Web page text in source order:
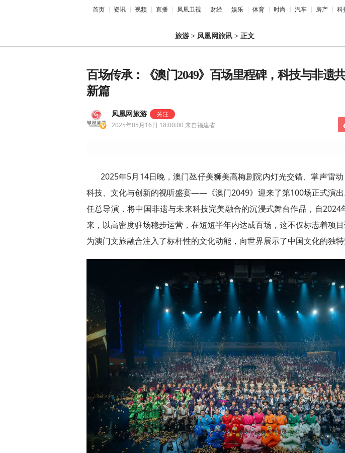
首页 资讯 视频 直播 凤凰卫视 财经 娱乐 体育 时尚 汽车 房产 科
旅游 > 凤凰网旅讯 > 正文
百场传承：《澳门2049》百场里程碑，科技与非遗
新篇
凤凰网旅游
2025年05月16日 18:00:00来自福建省
2025年5月14日晚，澳门氹仔美狮美高梅剧院内灯光交错、掌声雷
科技、文化与创新的视听盛宴——《澳门2049》迎来了第100场正式演出
任总导演，将中国非遗与未来科技完美融合的沉浸式舞台作品，自2024
来，以高密度驻场稳步运营，在短短半年内达成百场，这不仅标志着项
为澳门文旅融合注入了标杆性的文化动能，向世界展示了中国文化的独特